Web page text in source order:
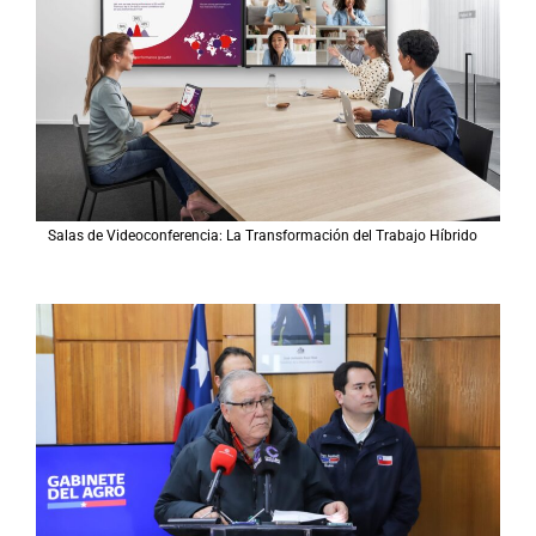
Salas de Videoconferencia: La Transformación del Trabajo Híbrido